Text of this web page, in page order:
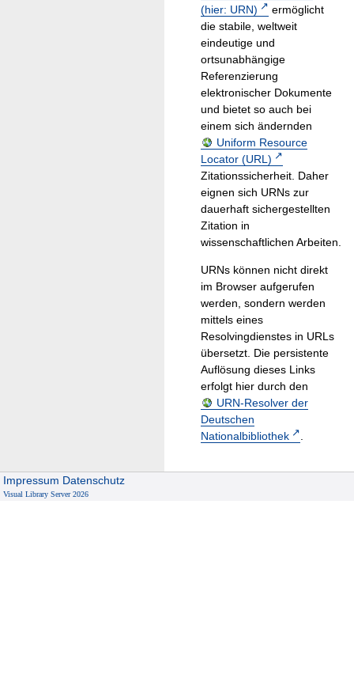
(hier: URN)
ermöglicht
die stabile, weltweit
eindeutige und
ortsunabhängige
Referenzierung
elektronischer Dokumente
und bietet so auch bei
einem sich ändernden
Uniform Resource
Locator (URL)
Zitationssicherheit. Daher
eignen sich URNs zur
dauerhaft sichergestellten
Zitation in
wissenschaftlichen Arbeiten.
URNs können nicht direkt
im Browser aufgerufen
werden, sondern werden
mittels eines
Resolvingdienstes in URLs
übersetzt. Die persistente
Auflösung dieses Links
erfolgt hier durch den
URN-Resolver der
Deutschen
Nationalbibliothek
.
Impressum Datenschutz
Visual Library Server 2026